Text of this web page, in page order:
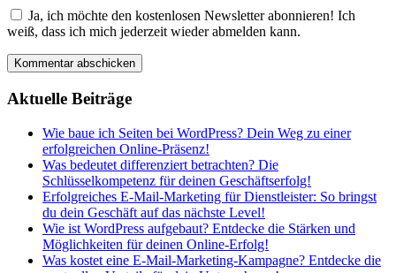
Ja, ich möchte den kostenlosen Newsletter abonnieren! Ich
weiß, dass ich mich jederzeit wieder abmelden kann.
Aktuelle Beiträge
Wie baue ich Seiten bei WordPress? Dein Weg zu einer
erfolgreichen Online-Präsenz!
Was bedeutet differenziert betrachten? Die
Schlüsselkompetenz für deinen Geschäftserfolg!
Erfolgreiches E-Mail-Marketing für Dienstleister: So bringst
du dein Geschäft auf das nächste Level!
Wie ist WordPress aufgebaut? Entdecke die Stärken und
Möglichkeiten für deinen Online-Erfolg!
Was kostet eine E-Mail-Marketing-Kampagne? Entdecke die